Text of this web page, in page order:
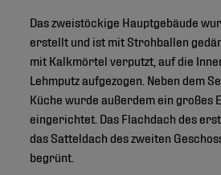
Das zweistöckige Hauptgebäude
erstellt und ist mit Strohballen
mit Kalkmörtel verputzt, auf die
Lehmputz aufgezogen. Neben dem
Küche wurde außerdem ein großes
eingerichtet. Das Flachdach des
das Satteldach des zweiten
begrünt.